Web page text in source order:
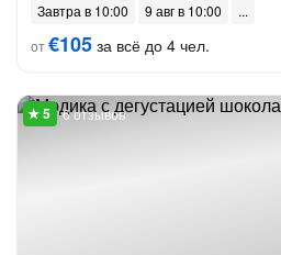
Завтра в 10:00
9 авг в 10:00
от€105 за всё до 4 чел.
6 отзывов